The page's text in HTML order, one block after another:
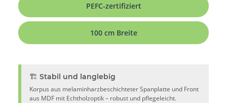
PEFC-zertifiziert
100 cm Breite
🏗️ Stabil und langlebig
Korpus aus melaminharzbeschichteter Spanplatte und Front
aus MDF mit Echtholzoptik – robust und pflegeleicht.